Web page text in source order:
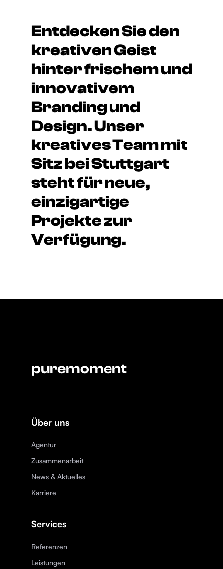
Entdecken Sie den
kreativen Geist
hinter frischem und
innovativem
Branding und
Design. Unser
kreatives Team mit
Sitz bei Stuttgart
steht für neue,
einzigartige
Projekte zur
Verfügung.
puremoment
Über uns
Agentur
Zusammenarbeit
News & Aktuelles
Karriere
Services
Referenzen
Leistungen